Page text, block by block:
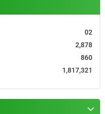
02
2,878
860
1,817,321